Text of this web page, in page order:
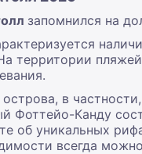
запомнился на
территории
в
Фоттейо-Канду
об уникальных
всегда